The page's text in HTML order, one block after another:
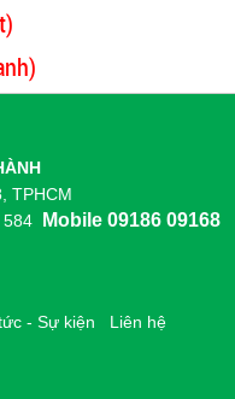
TPHCM
584
Mobile 09186 09168
- Sự kiện Liên hệ